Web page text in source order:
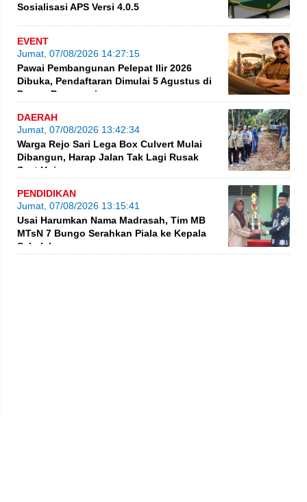
Sosialisasi APS Versi 4.0.5
EVENT
Jumat, 07/08/2026 14:27:15
Pawai Pembangunan Pelepat Ilir 2026
Dibuka, Pendaftaran Dimulai 5 Agustus di
Dusun Purwosari
DAERAH
Jumat, 07/08/2026 13:42:34
Warga Rejo Sari Lega Box Culvert Mulai
Dibangun, Harap Jalan Tak Lagi Rusak
Saat Hujan
PENDIDIKAN
Jumat, 07/08/2026 13:15:41
Usai Harumkan Nama Madrasah, Tim MB
MTsN 7 Bungo Serahkan Piala ke Kepala
Sekolah